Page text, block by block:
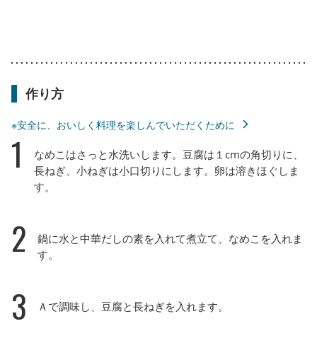
作り方
※安全に、おいしく料理を楽しんでいただくために
1
なめこはさっと水洗いします。豆腐は１cmの角切りに、
長ねぎ、小ねぎは小口切りにします。卵は溶きほぐしま
す。
2
鍋に水と中華だしの素を入れて煮立て、なめこを入れま
す。
3 Ａで調味し、豆腐と長ねぎを入れます。